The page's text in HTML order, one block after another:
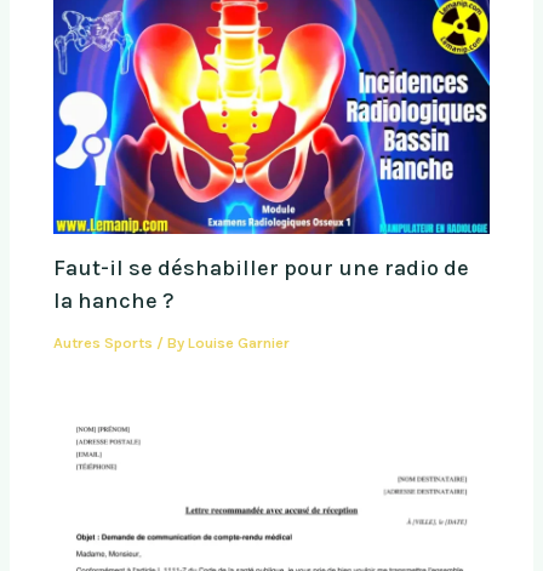
Faut-il se déshabiller pour une radio de
la hanche ?
Autres Sports / ByLouise Garnier